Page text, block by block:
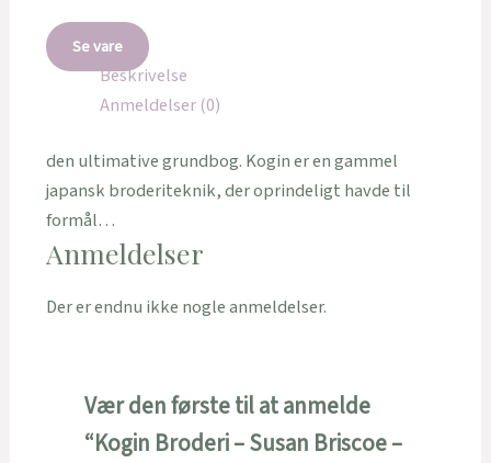
Se vare
Beskrivelse
Anmeldelser (0)
den ultimative grundbog. Kogin er en gammel
japansk broderiteknik, der oprindeligt havde til
formål…
Anmeldelser
Der er endnu ikke nogle anmeldelser.
Vær den første til at anmelde
“Kogin Broderi – Susan Briscoe –